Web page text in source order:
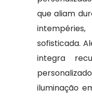
que aliam
sofisticada.
integra
iluminação